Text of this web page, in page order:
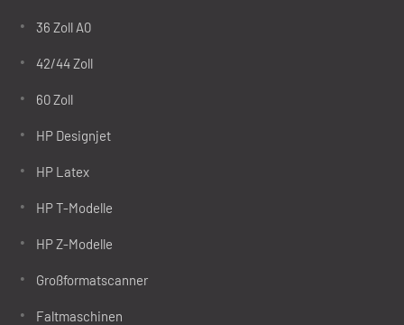
36 Zoll A0
42/44 Zoll
60 Zoll
HP Designjet
HP Latex
HP T-Modelle
HP Z-Modelle
Großformatscanner
Faltmaschinen